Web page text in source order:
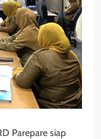
Parepare siap